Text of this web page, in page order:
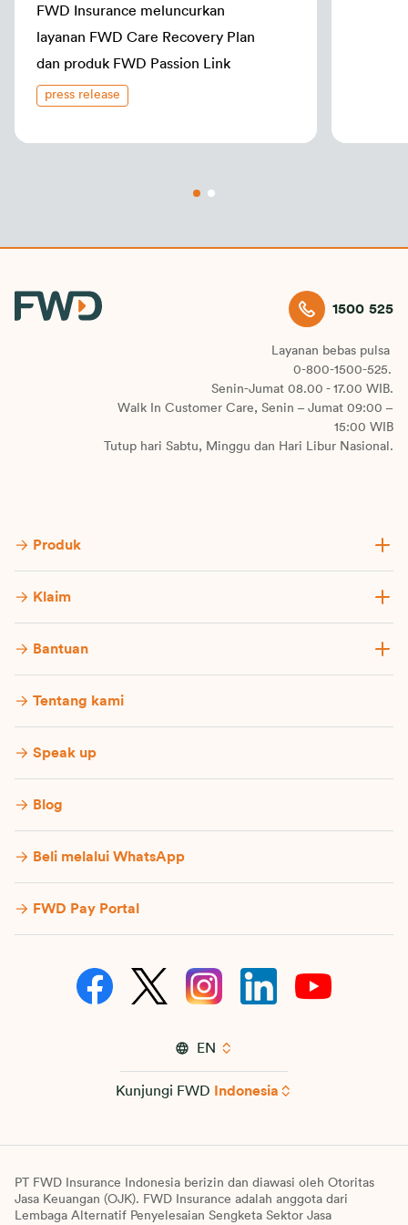
dan Malaysia sebagai pasar ke-empat yang
memperkenalkan layanan dukungan kesehatan mental
dari FWD Group. Ini adalah inisiatif penting dan kami yakin
seluruh masyarakat Indonesia. Tahun ini juga menandai
senang merayakannya dengan memberikan pelayanan
mental mereka secara proaktif, privat, dan positif.” tutup
Untuk mempelajari lebih lanjut Program FWD Mind
FWD Insurance meluncurkan
layanan FWD Care Recovery Plan
dan produk FWD Passion Link
press release
1500 525
Layanan bebas pulsa
0-800-1500-525.
Senin-Jumat 08.00 - 17.00 WIB.
Walk In Customer Care, Senin – Jumat 09:00 –
15:00 WIB
Tutup hari Sabtu, Minggu dan Hari Libur Nasional.
Produk
Klaim
Bantuan
Tentang kami
Speak up
Blog
Beli melalui WhatsApp
FWD Pay Portal
EN
Kunjungi FWD Indonesia
PT FWD Insurance Indonesia berizin dan diawasi oleh Otoritas
Jasa Keuangan (OJK). FWD Insurance adalah anggota dari
Lembaga Alternatif Penyelesaian Sengketa Sektor Jasa